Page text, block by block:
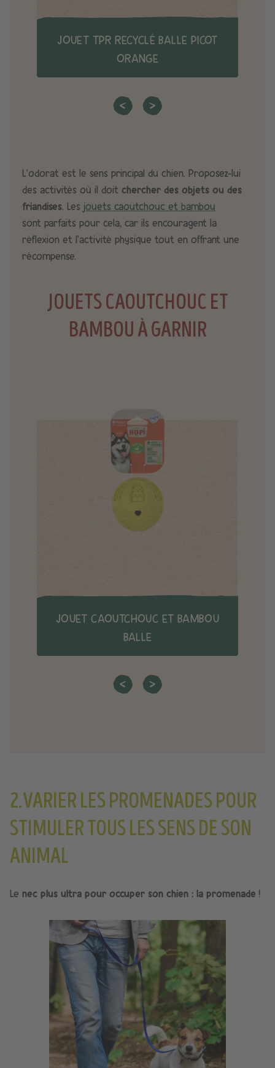
JOUET TPR RECYCLÉ BALLE PICOT
ORANGE
L’odorat est le sens principal du chien. Proposez-lui
des activités où il doit chercher des objets ou des
friandises. Les jouets caoutchouc et bambou
sont parfaits pour cela, car ils encouragent la
réflexion et l’activité physique tout en offrant une
récompense.
JOUETS CAOUTCHOUC ET
BAMBOU À GARNIR
JOUET CAOUTCHOUC ET BAMBOU
BALLE
2.VARIER LES PROMENADES POUR
STIMULER TOUS LES SENS DE SON
ANIMAL
Le nec plus ultra pour occuper son chien : la promenade !